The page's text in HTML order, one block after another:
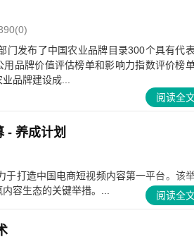
门发布了中国农业品牌目录300个具有代
品牌价值评估榜单和影响力指数评价榜单
品牌建设成...
阅读全
- 养成计划
于打造中国电商短视频内容第一平台。该
容生态的关键举措。...
阅读全